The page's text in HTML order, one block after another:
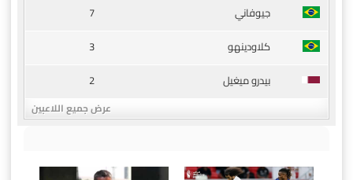
جيوفاني
7
كلاودينهو
3
بيدرو ميغيل
2
عرض جميع اللاعبين